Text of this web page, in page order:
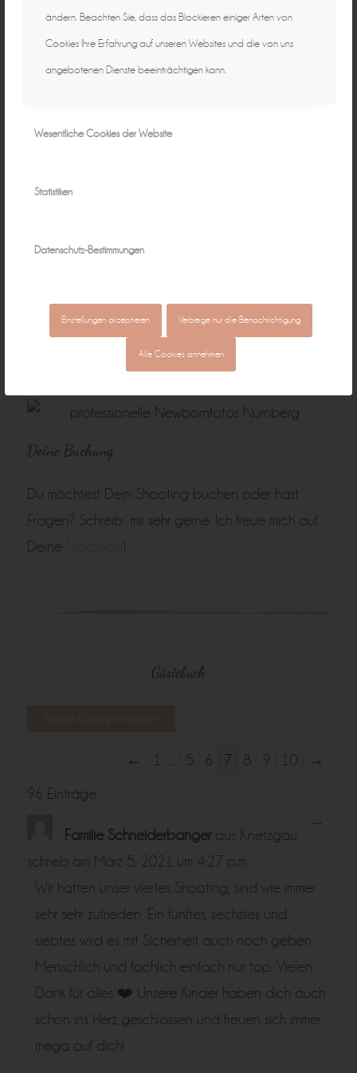
ändern. Beachten Sie, dass das Blockieren einiger Arten von
Cookies Ihre Erfahrung auf unseren Websites und die von uns
angebotenen Dienste beeinträchtigen kann.
Wesentliche Cookies der Website
Statistiken
Datenschutz-Bestimmungen
Einstellungen akzeptieren Verberge nur die Benachrichtigung
Alle Cookies annehmen
Deine Buchung
Du möchtest Dein Shooting buchen oder hast
Fragen? Schreib´ mir sehr gerne. Ich freue mich auf
Deine
Gästebuch
Navigation
← 1 5 6 7 8 9 10
→
96 Einträge
Familie Schneiderbanger aus Knetzgau
schrieb am März 5, 2021 um 4:27 p.m.
Wir hatten unser viertes Shooting, sind wie immer
sehr sehr zufrieden. Ein fünftes, sechstes und
siebtes wird es mit Sicherheit auch noch geben.
Menschlich und fachlich einfach nur top. Vielen
Dank für alles ❤️ Unsere Kinder haben dich auch
schon ins Herz geschlossen und freuen sich immer
mega auf dich!
...